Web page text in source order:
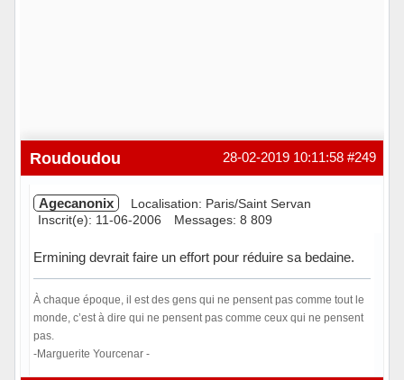
#249
28-02-2019 10:11:58
Roudoudou
Agecanonix
Localisation: Paris/Saint Servan
Inscrit(e): 11-06-2006
Messages: 8 809
Ermining devrait faire un effort pour réduire sa bedaine.
À chaque époque, il est des gens qui ne pensent pas comme tout le
monde, c’est à dire qui ne pensent pas comme ceux qui ne pensent
pas.
-Marguerite Yourcenar -